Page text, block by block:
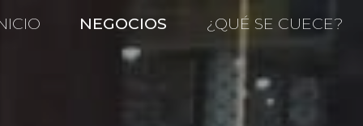
NEGOCIOS ¿QUÉ SE CUECE?